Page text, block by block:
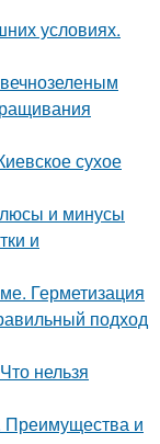
условиях.
сухое
и минусы
и
Герметизация
подход
нельзя
Преимущества и